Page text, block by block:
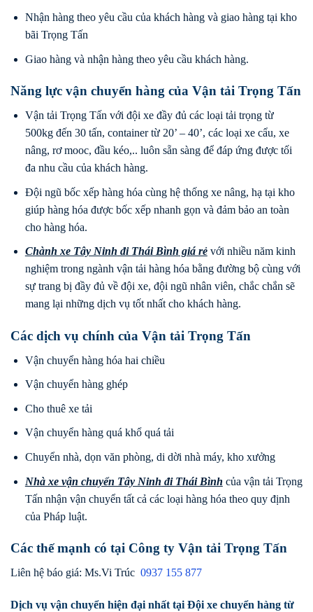
Nhận hàng theo yêu cầu của khách hàng và giao hàng tại kho
bãi Trọng Tấn
Giao hàng và nhận hàng theo yêu cầu khách hàng.
Năng lực vận chuyển hàng của Vận tải Trọng Tấn
Vận tải Trọng Tấn với đội xe đầy đủ các loại tải trọng từ
500kg đến 30 tấn, container từ 20’ – 40’, các loại xe cẩu, xe
nâng, rơ mooc, đầu kéo,.. luôn sẵn sàng để đáp ứng được tối
đa nhu cầu của khách hàng.
Đội ngũ bốc xếp hàng hóa cùng hệ thống xe nâng, hạ tại kho
giúp hàng hóa được bốc xếp nhanh gọn và đảm bảo an toàn
cho hàng hóa.
Chành xe Tây Ninh đi Thái Bình giá rẻvới nhiều năm kinh
nghiệm trong ngành vận tải hàng hóa bằng đường bộ cùng với
sự trang bị đầy đủ về đội xe, đội ngũ nhân viên, chắc chắn sẽ
mang lại những dịch vụ tốt nhất cho khách hàng.
Các dịch vụ chính của Vận tải Trọng Tấn
Vận chuyển hàng hóa hai chiều
Vận chuyển hàng ghép
Cho thuê xe tải
Vận chuyển hàng quá khổ quá tải
Chuyển nhà, dọn văn phòng, di dời nhà máy, kho xưởng
Nhà xe vận chuyển Tây Ninh đi Thái Bình của vận tải Trọng
Tấn nhận vận chuyển tất cả các loại hàng hóa theo quy định
của Pháp luật.
Các thế mạnh có tại Công ty Vận tải Trọng Tấn
Liên hệ báo giá: Ms.Vi Trúc 0937 155 877
Dịch vụ vận chuyển hiện đại nhất tại Đội xe chuyển hàng từ